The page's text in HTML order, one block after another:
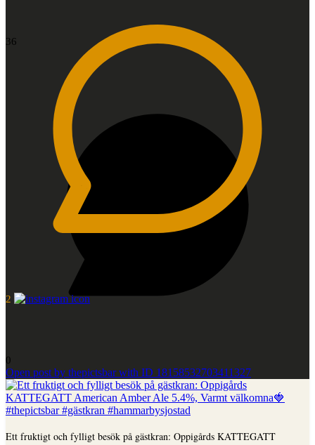
2
36
0
Open post by thepictsbar with ID 18158532703411327
Ett fruktigt och fylligt besök på gästkran: Oppigårds KATTEGATT